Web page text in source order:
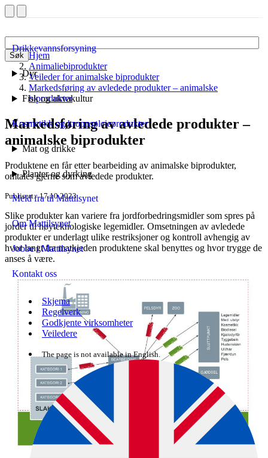
Søk
Drikkevannsforsyning
Dyr
Fisk og akvakultur
Kosmetikk og kroppspleieprodukter
Mat og drikke
Planter og dyrking
Meld fra til Mattilsynet
Om Mattilsynet
Jobbe i Mattilsynet
Kontakt oss
Skjema
Regelverk
Godkjente virksomheter
Veiledere
The page is not available in English.
Hjem
Animaliebiprodukter
Veileder for animalske biprodukter
Markedsføring av avledede produkter – animalske
biprodukter
Markedsføring av avledede produkter –
animalske biprodukter
Produktene en får etter bearbeiding av animalske biprodukter,
omtales gjerne som avledede produkter.
Publisert 17.10.2023
Slike produkter kan variere fra jordforbedringsmidler som spres på
jorder til høyteknologiske legemidler. Omsetningen av avledede
produkter er underlagt ulike restriksjoner og kontroll avhengig av
hvor langt fra matkjeden produktene skal benyttes og hvor trygge de
anses å være.